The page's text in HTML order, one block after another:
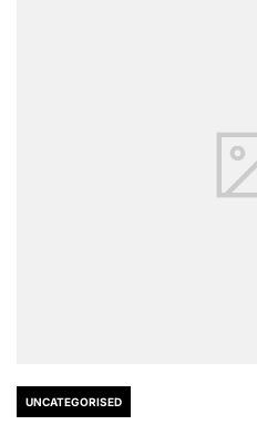
UNCATEGORISED